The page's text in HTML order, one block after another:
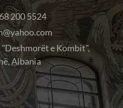
200 5524
e Kombit",
Albania